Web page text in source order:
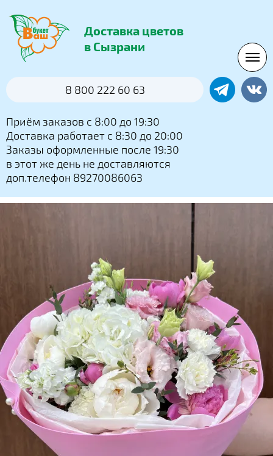
Доставка цветов
в Сызрани
8 800 222 60 63
Приём заказов с 8:00 до 19:30
Доставка работает с 8:30 до 20:00
Заказы оформленные после 19:30
в этот же день не доставляются
доп.телефон 89270086063